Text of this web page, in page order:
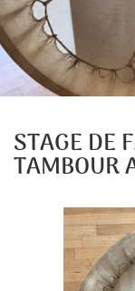
STAGE DE
TAMBOUR